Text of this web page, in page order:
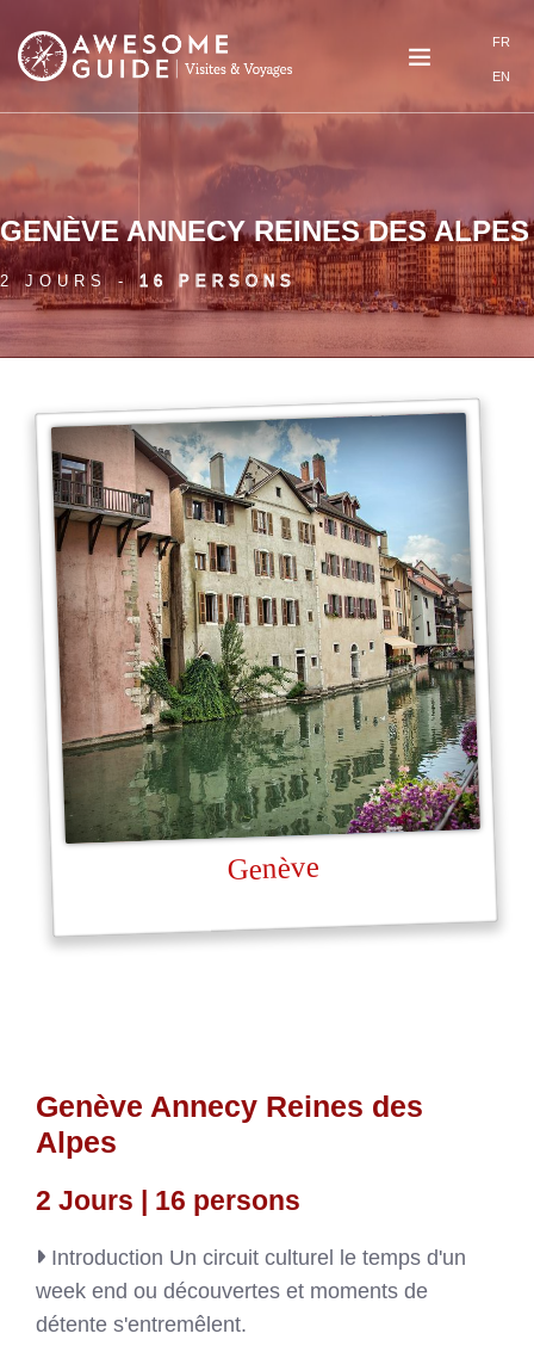
FR
EN
GENÈVE ANNECY REINES DES ALPES
2 JOURS -16 PERSONS
Genève
Genève Annecy Reines des
Alpes
2 Jours | 16 persons
Introduction Un circuit culturel le temps d'un
week end ou découvertes et moments de
détente s'entremêlent.